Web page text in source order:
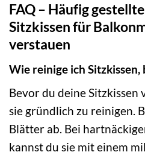
FAQ – Häufig
Sitzkissen für
verstauen
Wie reinige ich Sitzkissen,
Bevor du deine Sitzkissen
sie gründlich zu reinigen.
Blätter ab. Bei
kannst du sie mit einem